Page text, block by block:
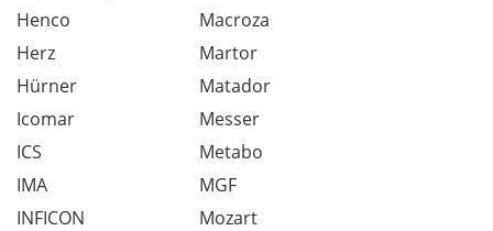
Henco
Herz
Hürner
Icomar
ICS
IMA
INFICON
Macroza
Martor
Matador
Messer
Metabo
MGF
Mozart